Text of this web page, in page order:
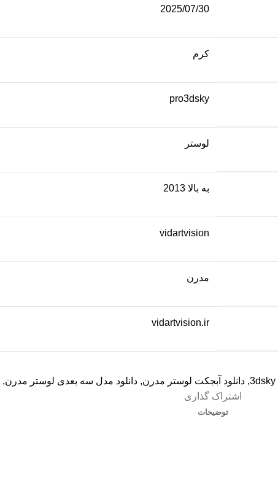
2025/07/30
کرم
pro3dsky
لوستر
به بالا 2013
vidartvision
مدرن
vidartvision.ir
, دانلود آبجکت لوستر مدرن, دانلود مدل سه بعدی لوستر مدرن,
اشتراک گذاری
توضیحات